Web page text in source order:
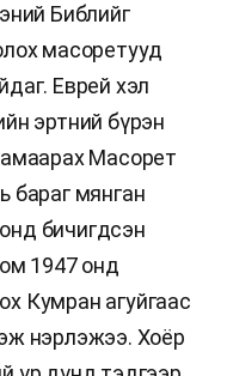
Библийг
масоретууд
Еврей хэл
эртний бүрэн
Масорет
бараг мянган
бичигдсэн
1947 онд
Кумран агуйгаас
нэрлэжээ. Хоёр